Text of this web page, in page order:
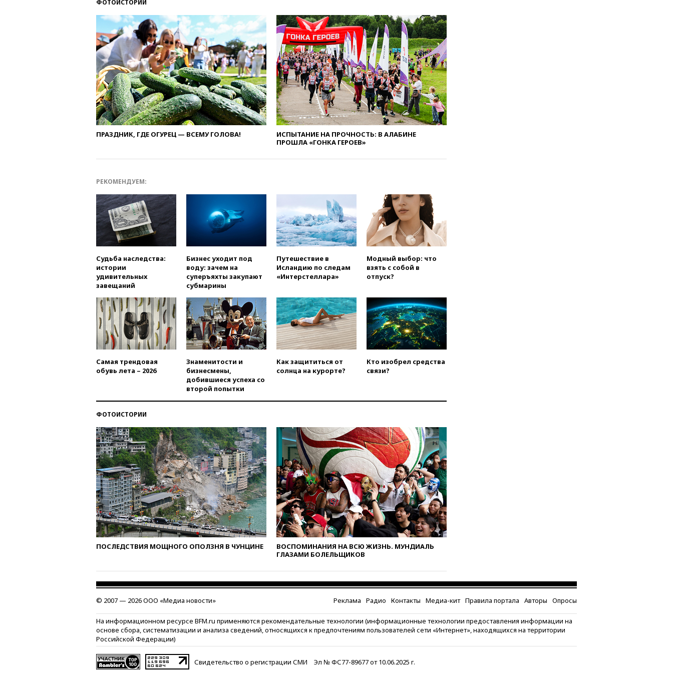
вчера, 23:35Лукашенко
объяснил экономическую
выгоду безвизового режима с
ЕС
вчера, 22:59
На башню
ресторана «Армения» в
Москве вернут утраченную
скульптуру балерины
вчера, 22:45Литовец
протаранил погранпункт при
попытке попасть в Россию
вчера, 22:28Бессент
анонсировал скорое
при нападении в Чехии
вчера, 22:00Путин поручил
выделить средства на новые
РЛС для Белгородской
области
вчера, 21:56 The Atlantic: Маск
отказал Украине в
использовании Starlink для
вчера, 21:35После пожара на
складе в Брянске возбудили
уголовное дело
вчера, 21:26Лидеры сборной
РФ по гимнастике получили
официальный отказ в визах от
Хорватии
вчера, 21:15 Пентагон
свыше 6,5 тысячи грузовиков
вчера, 20:53Швыдкой:
«Интервидение» точно
пройдет в 2026 году
вчера, 20:45ПВО за день
сбила еще 75 украинских
беспилотников над Россией
вчера, 20:35Велосипедист
погиб при атаке FPV-дрона в
Белгородской области
вчера, 20:30 Лидию Невзорову
заочно арестовали по делу о
экстремизма
вчера, 20:20Суд США
строительство бального зала в
Белом доме
вчера, 20:15 Сенат США
санкций против России и
ФОТОИСТОРИИ
ПРАЗДНИК, ГДЕ ОГУРЕЦ — ВСЕМУ ГОЛОВА!
ИСПЫТАНИЕ НА ПРОЧНОСТЬ: В АЛАБИНЕ
ПРОШЛА «ГОНКА ГЕРОЕВ»
РЕКОМЕНДУЕМ:
Судьба наследства:
истории
удивительных
завещаний
Бизнес уходит под
воду: зачем на
суперъяхты закупают
субмарины
Путешествие в
Исландию по следам
«Интерстеллара»
Модный выбор: что
взять с собой в
отпуск?
Самая трендовая
обувь лета – 2026
Знаменитости и
бизнесмены,
добившиеся успеха со
второй попытки
Как защититься от
солнца на курорте?
Кто изобрел средства
связи?
ФОТОИСТОРИИ
ПОСЛЕДСТВИЯ МОЩНОГО ОПОЛЗНЯ В ЧУНЦИНЕ
ВОСПОМИНАНИЯ НА ВСЮ ЖИЗНЬ. МУНДИАЛЬ
ГЛАЗАМИ БОЛЕЛЬЩИКОВ
© 2007 — 2026 ООО «Медиа новости» Реклама Радио Контакты Медиа-кит Правила портала Авторы Опросы
На информационном ресурсе BFM.ru применяются рекомендательные технологии (информационные технологии предоставления информации на
основе сбора, систематизации и анализа сведений, относящихся к предпочтениям пользователей сети «Интернет», находящихся на территории
Российской Федерации)
Свидетельство о регистрации СМИ Эл № ФС77-89677 от 10.06.2025 г.